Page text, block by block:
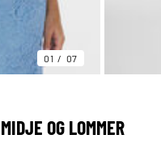
01 07
OG LOMMER